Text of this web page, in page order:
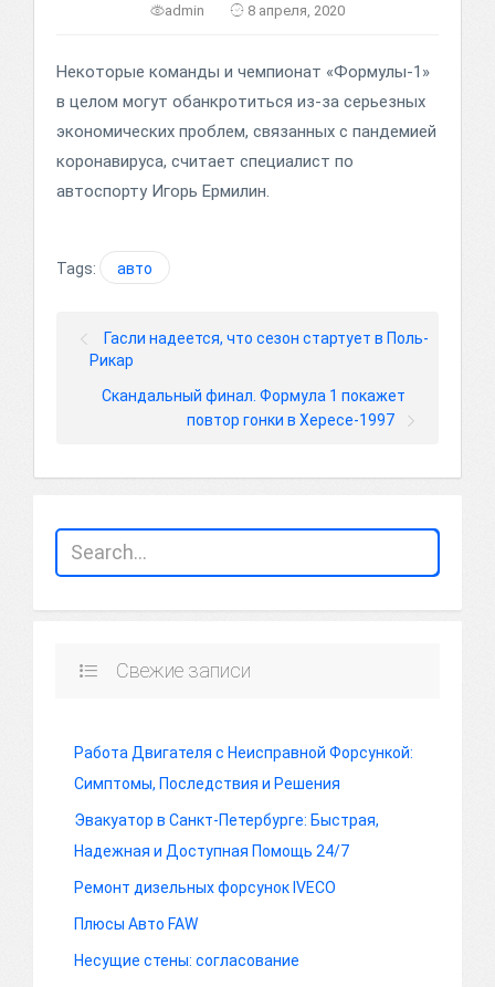
admin 8 апреля, 2020
Некоторые команды и чемпионат «Формулы-1»
в целом могут обанкротиться из-за серьезных
экономических проблем, связанных с пандемией
коронавируса, считает специалист по
автоспорту Игорь Ермилин.
Tags: авто
Гасли надеется, что сезон стартует в Поль-
Рикар
Скандальный финал. Формула 1 покажет
повтор гонки в Хересе-1997
Свежие записи
Работа Двигателя с Неисправной Форсункой:
Симптомы, Последствия и Решения
Эвакуатор в Санкт-Петербурге: Быстрая,
Надежная и Доступная Помощь 24/7
Ремонт дизельных форсунок IVECO
Плюсы Авто FAW
Несущие стены: согласование